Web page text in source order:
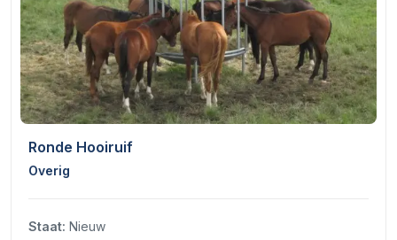
Ronde Hooiruif
Overig
Staat: Nieuw